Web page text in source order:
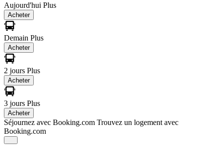
Aujourd'hui Plus
Acheter
Demain Plus
Acheter
2 jours Plus
Acheter
3 jours Plus
Acheter
Séjournez avec Booking.com Trouvez un logement avec
Booking.com